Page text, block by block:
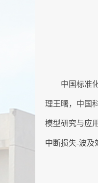
中国标准
理王曙，中国
模型研究与应
中断损失-波及